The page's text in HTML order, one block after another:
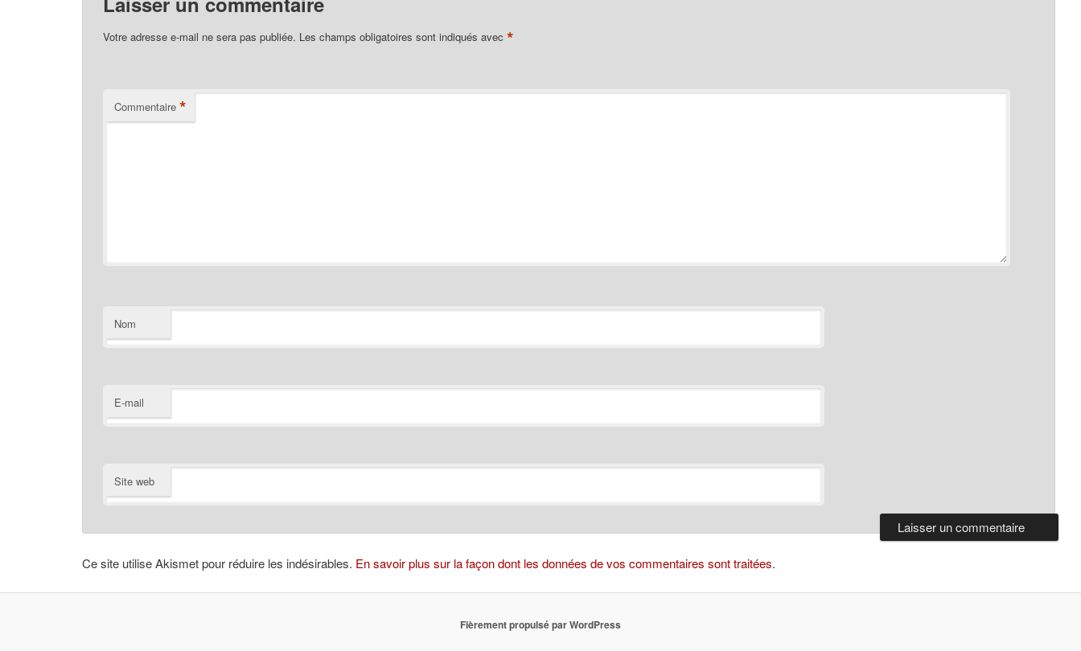
Votre adresse e-mail ne sera pas publiée. Les champs obligatoires sont indiqués avec *
Commentaire *
Nom
E-mail
Site web
Ce site utilise Akismet pour réduire les indésirables. En savoir plus sur la façon dont les données de vos commentaires sont traitées.
Fièrement propulsé par WordPress